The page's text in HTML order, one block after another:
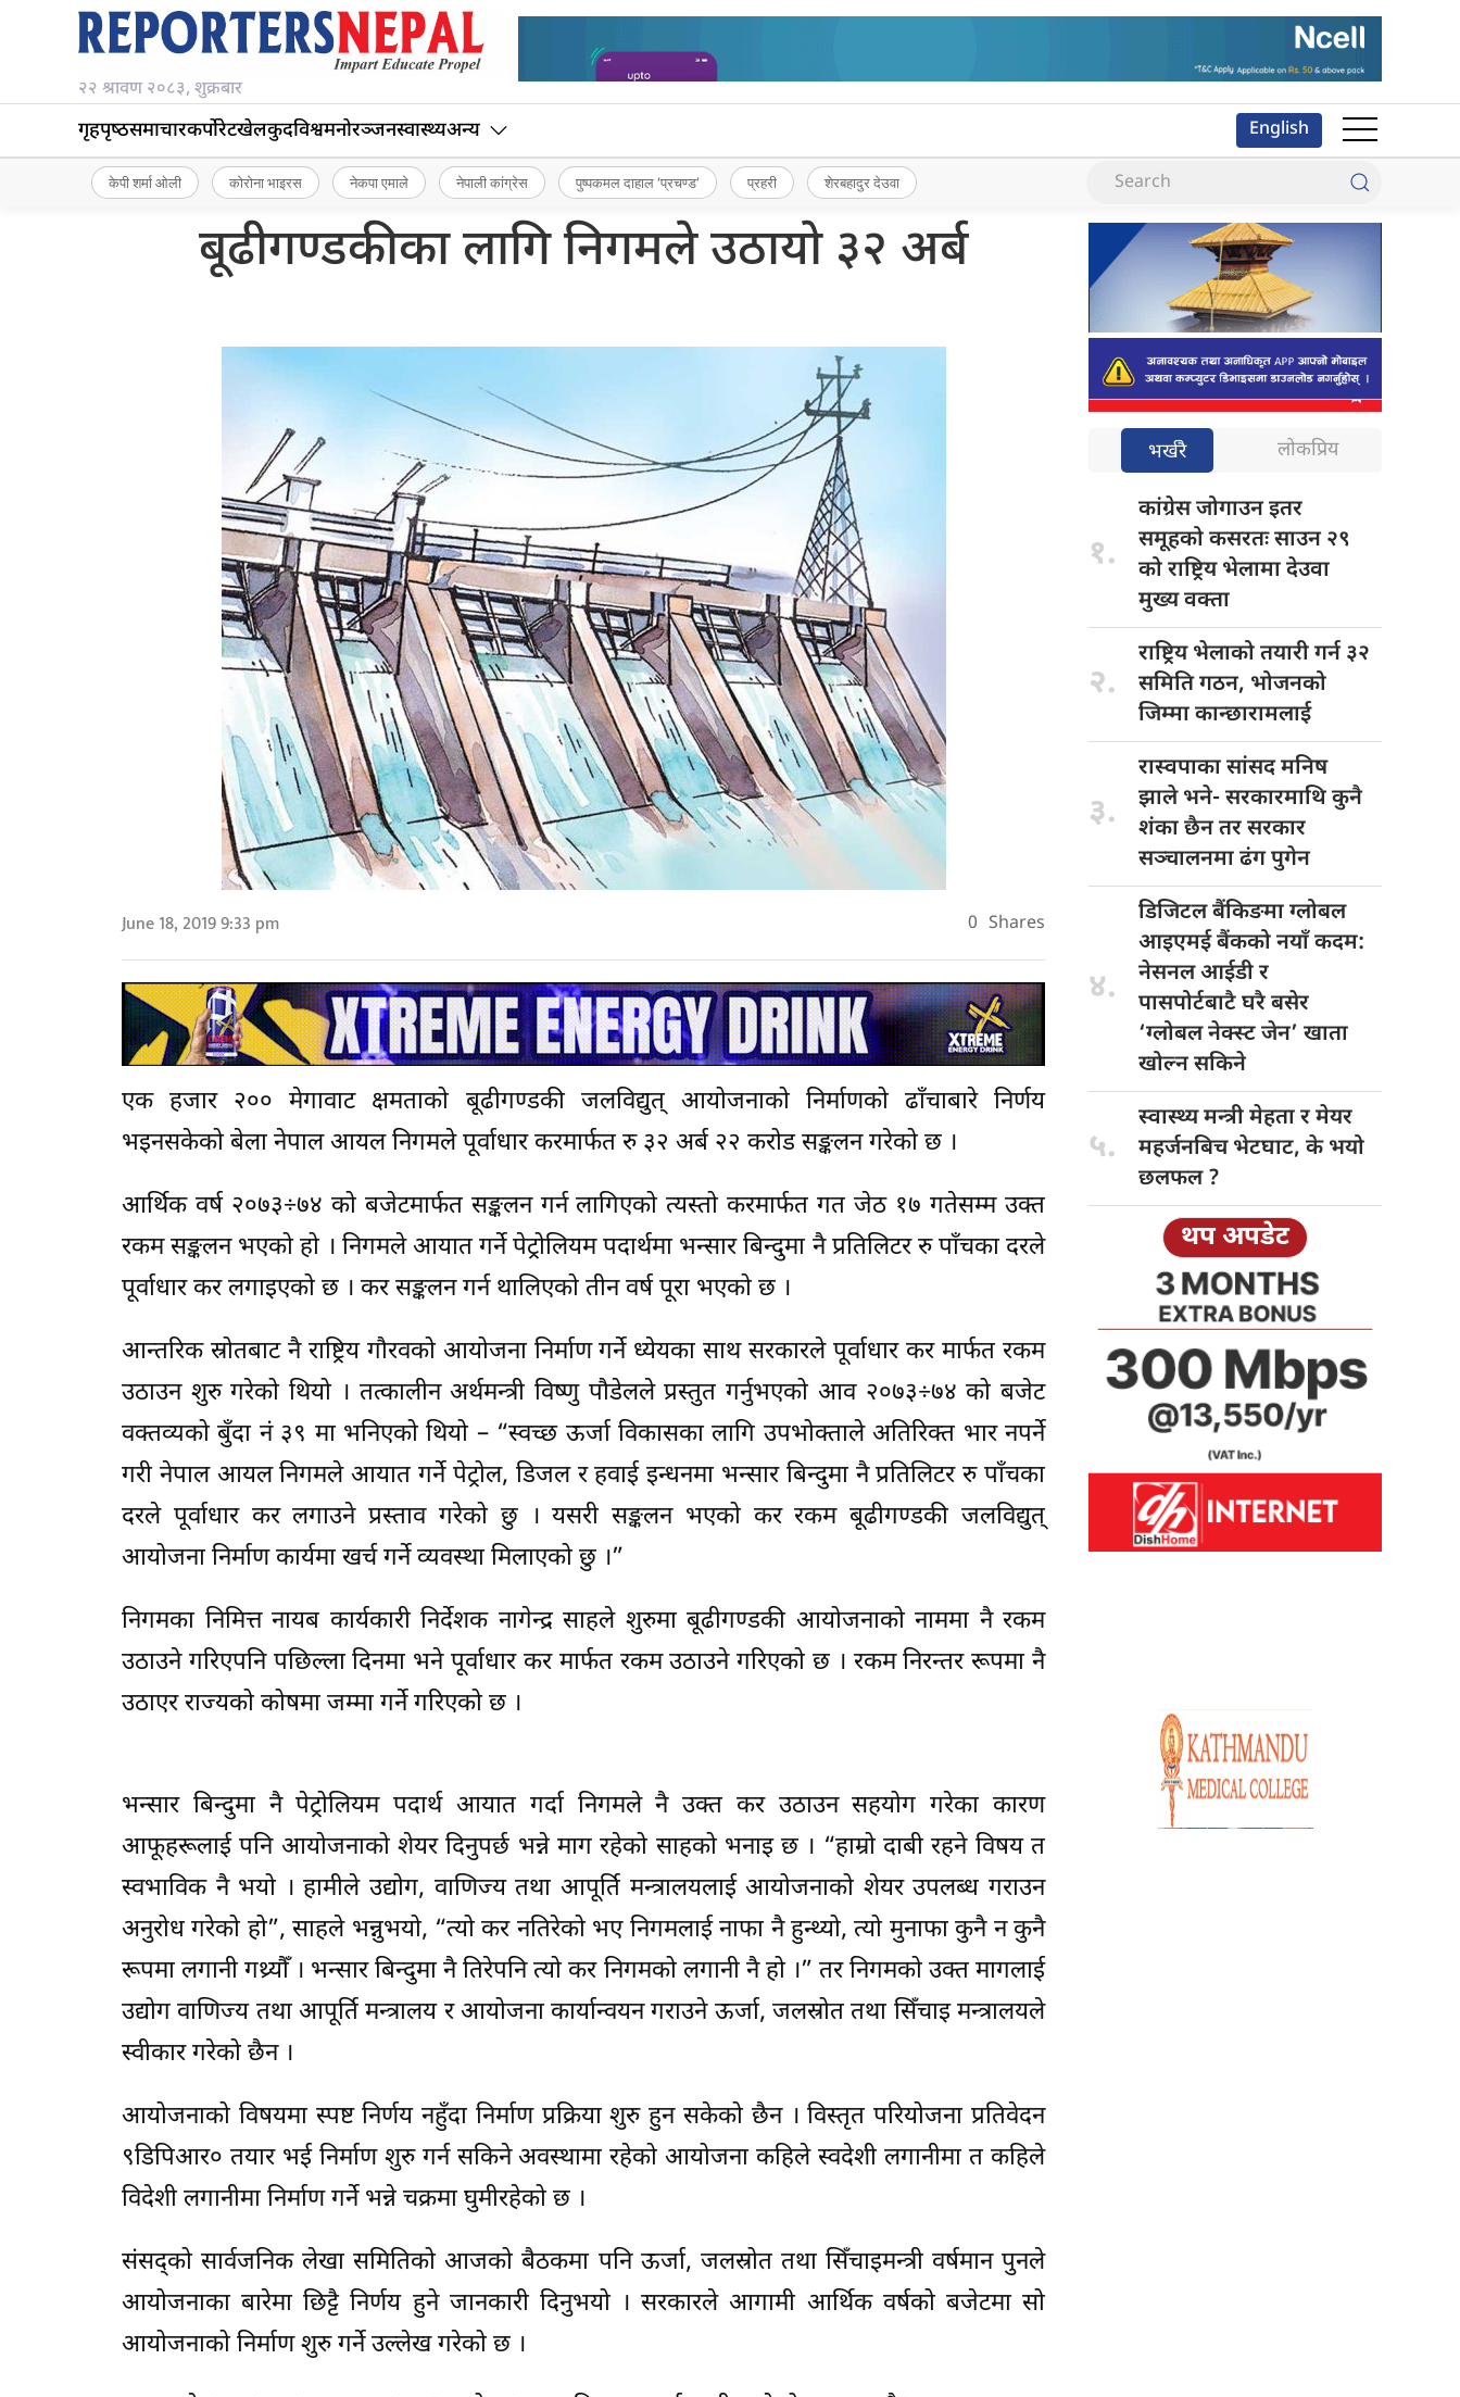
२२ श्रावण २०८३, शुक्रबार
गृहपृष्‍ठसमाचारकर्पोरेटखेलकुदविश्वमनोरञ्जनस्वास्थ्यअन्य English
केपी शर्मा ओली कोरोना भाइरस नेकपा एमाले नेपाली कांग्रेस पुष्पकमल दाहाल ‘प्रचण्ड’ प्रहरी शेरबहादुर देउवा
बूढीगण्डकीका लागि निगमले उठायो ३२ अर्ब
June 18, 2019 9:33 pm 0 Shares
एक हजार २०० मेगावाट क्षमताको बूढीगण्डकी जलविद्युत् आयोजनाको निर्माणको ढाँचाबारे निर्णय
भइनसकेको बेला नेपाल आयल निगमले पूर्वाधार करमार्फत रु ३२ अर्ब २२ करोड सङ्कलन गरेको छ ।
आर्थिक वर्ष २०७३÷७४ को बजेटमार्फत सङ्कलन गर्न लागिएको त्यस्तो करमार्फत गत जेठ १७ गतेसम्म उक्त
रकम सङ्कलन भएको हो । निगमले आयात गर्ने पेट्रोलियम पदार्थमा भन्सार बिन्दुमा नै प्रतिलिटर रु पाँचका दरले
पूर्वाधार कर लगाइएको छ । कर सङ्कलन गर्न थालिएको तीन वर्ष पूरा भएको छ ।
आन्तरिक स्रोतबाट नै राष्ट्रिय गौरवको आयोजना निर्माण गर्ने ध्येयका साथ सरकारले पूर्वाधार कर मार्फत रकम
उठाउन शुरु गरेको थियो । तत्कालीन अर्थमन्त्री विष्णु पौडेलले प्रस्तुत गर्नुभएको आव २०७३÷७४ को बजेट
वक्तव्यको बुँदा नं ३९ मा भनिएको थियो – “स्वच्छ ऊर्जा विकासका लागि उपभोक्ताले अतिरिक्त भार नपर्ने
गरी नेपाल आयल निगमले आयात गर्ने पेट्रोल, डिजल र हवाई इन्धनमा भन्सार बिन्दुमा नै प्रतिलिटर रु पाँचका
दरले पूर्वाधार कर लगाउने प्रस्ताव गरेको छु । यसरी सङ्कलन भएको कर रकम बूढीगण्डकी जलविद्युत्
आयोजना निर्माण कार्यमा खर्च गर्ने व्यवस्था मिलाएको छु ।”
निगमका निमित्त नायब कार्यकारी निर्देशक नागेन्द्र साहले शुरुमा बूढीगण्डकी आयोजनाको नाममा नै रकम
उठाउने गरिएपनि पछिल्ला दिनमा भने पूर्वाधार कर मार्फत रकम उठाउने गरिएको छ । रकम निरन्तर रूपमा नै
उठाएर राज्यको कोषमा जम्मा गर्ने गरिएको छ ।
भन्सार बिन्दुमा नै पेट्रोलियम पदार्थ आयात गर्दा निगमले नै उक्त कर उठाउन सहयोग गरेका कारण
आफूहरूलाई पनि आयोजनाको शेयर दिनुपर्छ भन्ने माग रहेको साहको भनाइ छ । “हाम्रो दाबी रहने विषय त
स्वभाविक नै भयो । हामीले उद्योग, वाणिज्य तथा आपूर्ति मन्त्रालयलाई आयोजनाको शेयर उपलब्ध गराउन
अनुरोध गरेको हो”, साहले भन्नुभयो, “त्यो कर नतिरेको भए निगमलाई नाफा नै हुन्थ्यो, त्यो मुनाफा कुनै न कुनै
रूपमा लगानी गथ्र्यौँ । भन्सार बिन्दुमा नै तिरेपनि त्यो कर निगमको लगानी नै हो ।” तर निगमको उक्त मागलाई
उद्योग वाणिज्य तथा आपूर्ति मन्त्रालय र आयोजना कार्यान्वयन गराउने ऊर्जा, जलस्रोत तथा सिँचाइ मन्त्रालयले
स्वीकार गरेको छैन ।
आयोजनाको विषयमा स्पष्ट निर्णय नहुँदा निर्माण प्रक्रिया शुरु हुन सकेको छैन । विस्तृत परियोजना प्रतिवेदन
९डिपिआर० तयार भई निर्माण शुरु गर्न सकिने अवस्थामा रहेको आयोजना कहिले स्वदेशी लगानीमा त कहिले
विदेशी लगानीमा निर्माण गर्ने भन्ने चक्रमा घुमीरहेको छ ।
संसद्को सार्वजनिक लेखा समितिको आजको बैठकमा पनि ऊर्जा, जलस्रोत तथा सिँचाइमन्त्री वर्षमान पुनले
आयोजनाका बारेमा छिट्टै निर्णय हुने जानकारी दिनुभयो । सरकारले आगामी आर्थिक वर्षको बजेटमा सो
आयोजनाको निर्माण शुरु गर्ने उल्लेख गरेको छ ।
भर्खरै लोकप्रिय
१.
कांग्रेस जोगाउनइतर
समूहको कसरतः साउन २९
को राष्ट्रिय भेलामा देउवा
मुख्य वक्ता
२.
राष्ट्रिय भेलाकोतयारी गर्न ३२
समिति गठन, भोजनको
जिम्मा कान्छारामलाई
३.
रास्वपाका सांसदमनिष
झाले भने- सरकारमाथि कुनै
शंका छैन तर सरकार
सञ्चालनमा ढंग पुगेन
४.
डिजिटल बैंकिङमाग्लोबल
आइएमई बैंकको नयाँ कदम:
नेसनल आईडी र
पासपोर्टबाटै घरै बसेर
‘ग्लोबल नेक्स्ट जेन’ खाता
खोल्न सकिने
५.
स्वास्थ्य मन्त्रीमेहता र मेयर
महर्जनबिच भेटघाट, के भयो
छलफल ?
थप अपडेट